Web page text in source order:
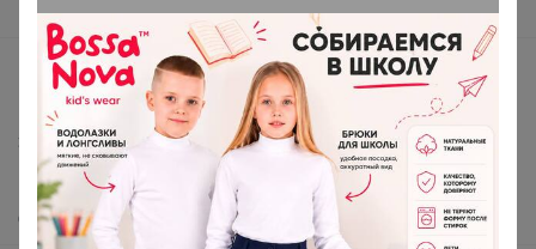
Вакансии
support@24-ok.ru
Написать в поддержку
Защита покупателя
Помощь
О нас